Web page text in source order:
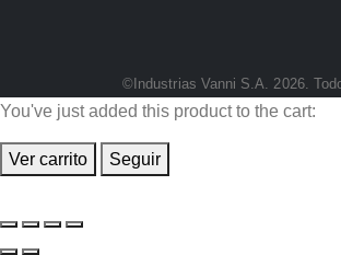
©Industrias Vanni S.A. 2026.
You've just added this product to the cart:
Ver carrito Seguir